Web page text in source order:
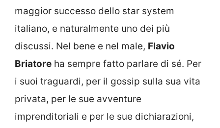
maggior successo dello star system
italiano, e naturalmente uno dei più
discussi. Nel bene e nel male, Flavio
Briatore ha sempre fatto parlare di sé. Per
i suoi traguardi, per il gossip sulla sua vita
privata, per le sue avventure
imprenditoriali e per le sue dichiarazioni,